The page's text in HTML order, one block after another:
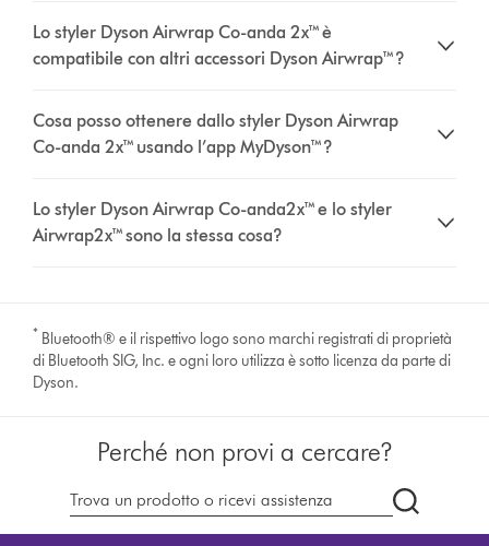
Lo styler Dyson Airwrap Co-anda 2x™ è
compatibile con altri accessori Dyson Airwrap™?
Cosa posso ottenere dallo styler Dyson Airwrap
Co-anda 2x™ usando l’app MyDyson™?
Lo styler Dyson Airwrap Co-anda2x™ e lo styler
Airwrap2x™ sono la stessa cosa?
* Bluetooth® e il rispettivo logo sono marchi registrati di proprietà
di Bluetooth SIG, Inc. e ogni loro utilizza è sotto licenza da parte di
Dyson.
Perché non provi a cercare?
Cerca
su